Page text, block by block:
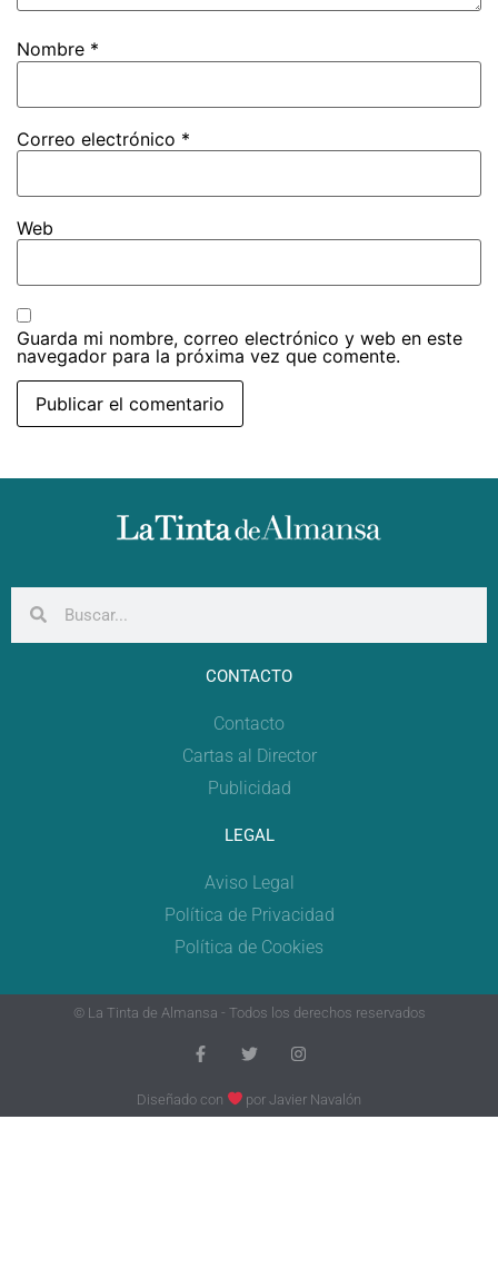
Nombre *
Correo electrónico *
Web
Guarda mi nombre, correo electrónico y web en este
navegador para la próxima vez que comente.
CONTACTO
Contacto
Cartas al Director
Publicidad
LEGAL
Aviso Legal
Política de Privacidad
Política de Cookies
© La Tinta de Almansa - Todos los derechos reservados
Diseñado con porJavier Navalón